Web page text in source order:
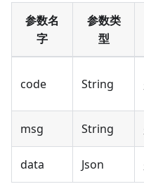
参数名
字
参数类
型
code String
msg String
data Json